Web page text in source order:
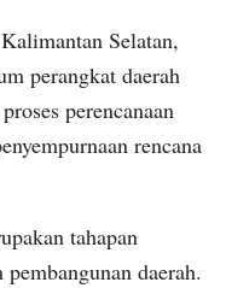
Selatan,
perangkat daerah
perencanaan
rencana
tahapan
daerah.